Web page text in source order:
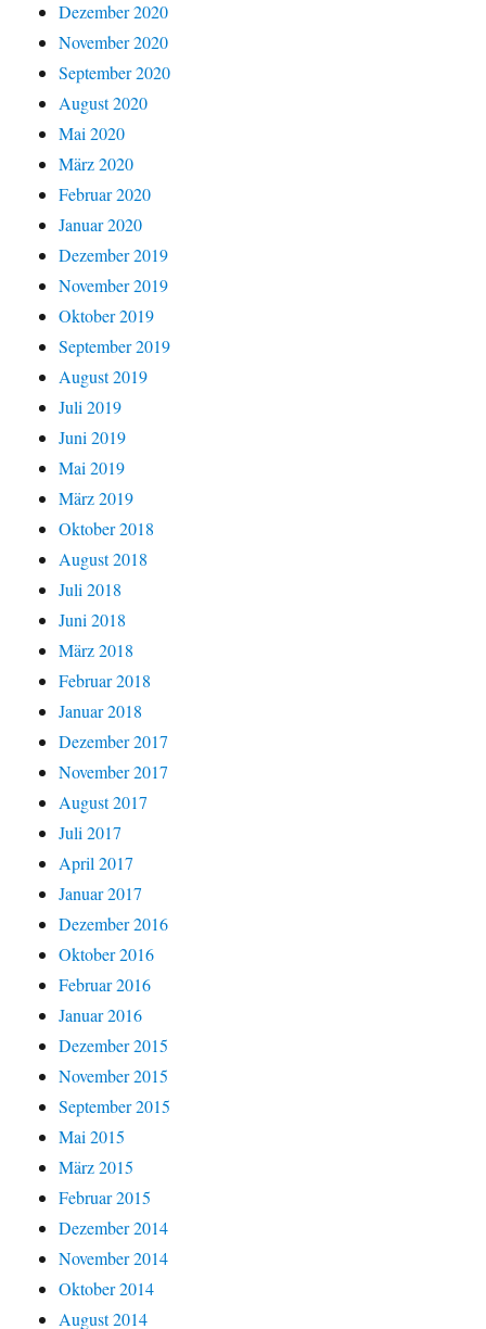
Dezember 2020
November 2020
September 2020
August 2020
Mai 2020
März 2020
Februar 2020
Januar 2020
Dezember 2019
November 2019
Oktober 2019
September 2019
August 2019
Juli 2019
Juni 2019
Mai 2019
März 2019
Oktober 2018
August 2018
Juli 2018
Juni 2018
März 2018
Februar 2018
Januar 2018
Dezember 2017
November 2017
August 2017
Juli 2017
April 2017
Januar 2017
Dezember 2016
Oktober 2016
Februar 2016
Januar 2016
Dezember 2015
November 2015
September 2015
Mai 2015
März 2015
Februar 2015
Dezember 2014
November 2014
Oktober 2014
August 2014